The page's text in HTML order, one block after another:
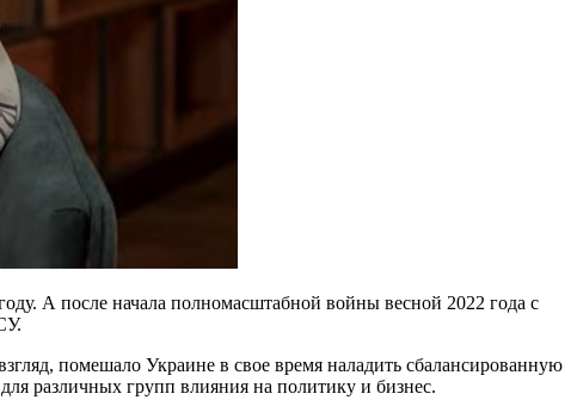
А после начала полномасштабной войны весной 2022 года с
помешало Украине в свое время наладить сбалансированную
различных групп влияния на политику и бизнес.